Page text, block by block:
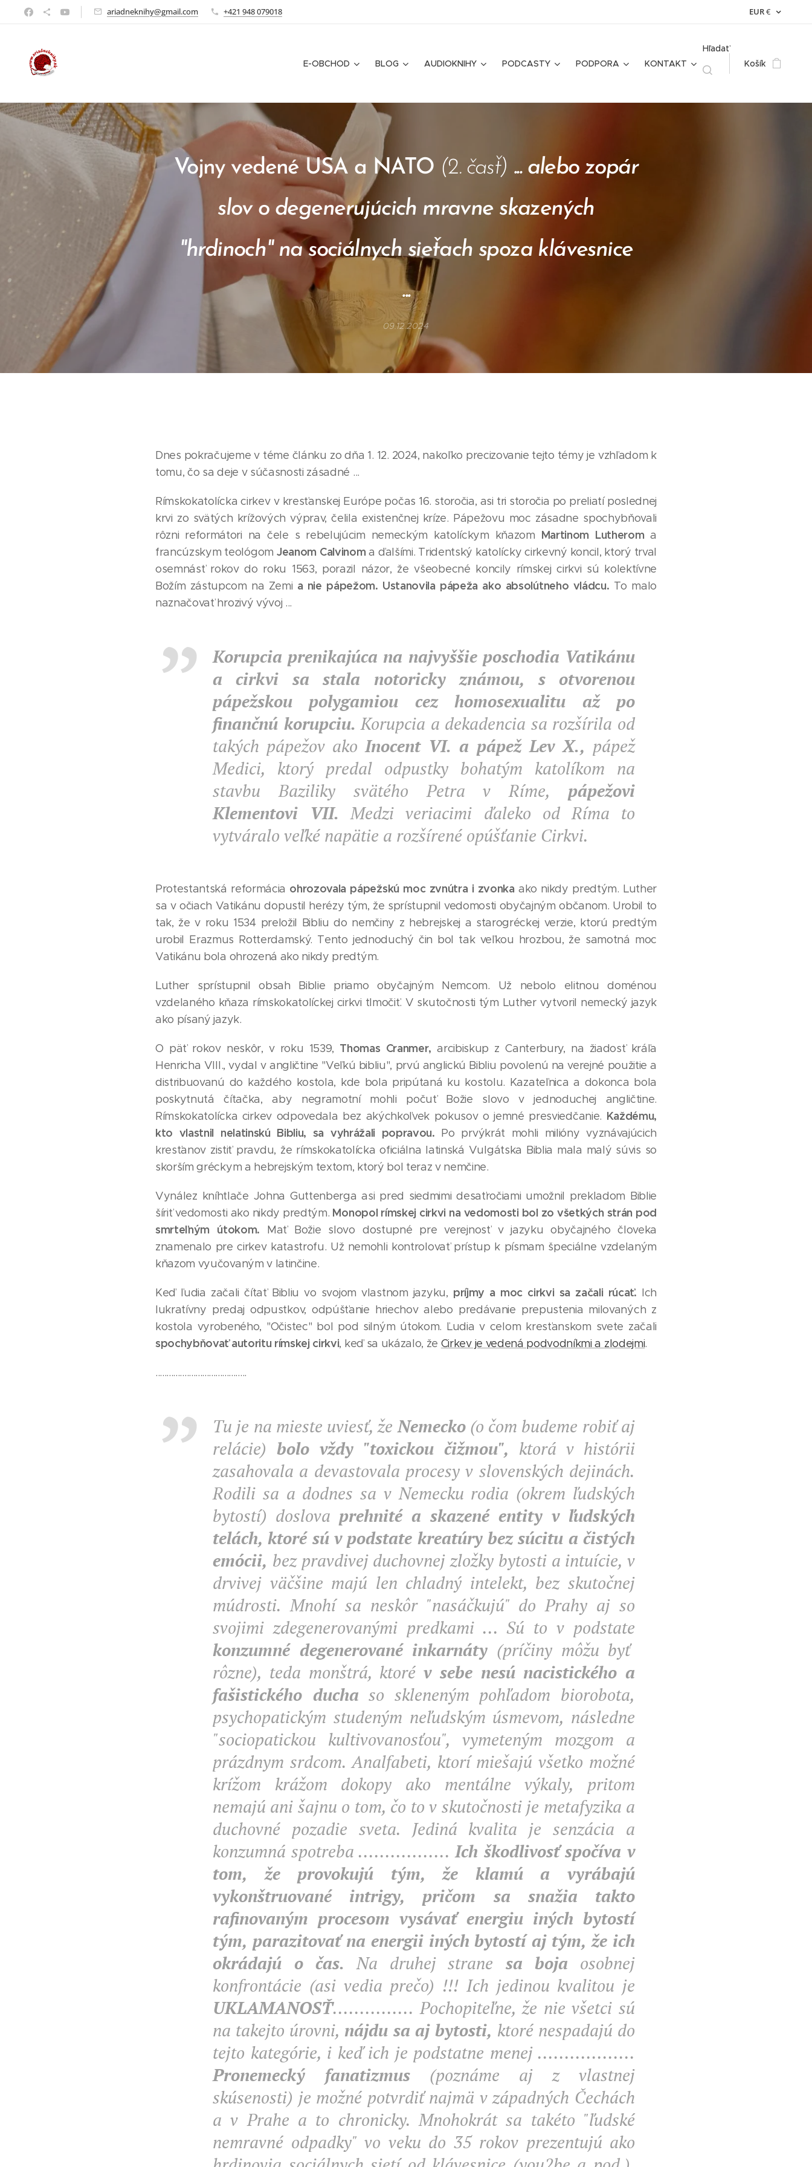
ariadneknihy@gmail.com +421 948 079018 EUR€
E-OBCHOD BLOG AUDIOKNIHY PODCASTY PODPORA KONTAKT
Hľadať
Košík
Vojny vedené USA a NATO (2. časť) ... alebo zopár
slov o degenerujúcich mravne skazených
"hrdinoch" na sociálnych sieťach spoza klávesnice
...
09.12.2024
Dnes pokračujeme v téme článku zo dňa 1. 12. 2024, nakoľko precizovanie tejto témy je vzhľadom k
tomu, čo sa deje v súčasnosti zásadné ...
Rímskokatolícka cirkev v kresťanskej Európe počas 16. storočia, asi tri storočia po preliatí poslednej
krvi zo svätých krížových výprav, čelila existenčnej kríze. Pápežovu moc zásadne spochybňovali
rôzni reformátori na čele s rebelujúcim nemeckým katolíckym kňazom Martinom Lutheroma
francúzskym teológom Jeanom Calvinoma ďalšími. Tridentský katolícky cirkevný koncil, ktorý trval
osemnásť rokov do roku 1563, porazil názor, že všeobecné koncily rímskej cirkvi sú kolektívne
Božím zástupcom na Zemi a nie pápežom. Ustanovila pápeža ako absolútneho vládcu. To malo
naznačovať hrozivý vývoj ...
Korupcia prenikajúca na najvyššie poschodia Vatikánu
a cirkvi sa stala notoricky známou,
s otvorenou
pápežskou polygamiou cez homosexualitu až po
finančnú korupciu. Korupcia a dekadencia sa rozšírila od
takých pápežov akoInocent VI. a pápež Lev X., pápež
Medici, ktorý predal odpustky bohatým katolíkom na
stavbu Baziliky svätého Petra v Ríme, pápežovi
Klementovi VII. Medzi veriacimi ďaleko od Ríma to
vytváralo veľké napätie a rozšírené opúšťanie Cirkvi.
Protestantská reformácia ohrozovala pápežskú moc zvnútra i zvonkaako nikdy predtým. Luther
sa v očiach Vatikánu dopustil herézy tým, že sprístupnil vedomosti obyčajným občanom. Urobil to
tak, že v roku 1534 preložil Bibliu do nemčiny z hebrejskej a starogréckej verzie, ktorú predtým
urobil Erazmus Rotterdamský. Tento jednoduchý čin bol tak veľkou hrozbou, že samotná moc
Vatikánu bola ohrozená ako nikdy predtým.
Luther sprístupnil obsah Biblie priamo obyčajným Nemcom. Už nebolo elitnou doménou
vzdelaného kňaza rímskokatolíckej cirkvi tlmočiť. V skutočnosti tým Luther vytvoril nemecký jazyk
ako písaný jazyk.
O päť rokov neskôr, v roku 1539, Thomas Cranmer, arcibiskup z Canterbury, na žiadosť kráľa
Henricha VIII., vydal v angličtine "Veľkú bibliu", prvú anglickú Bibliu povolenú na verejné použitie a
distribuovanú do každého kostola, kde bola pripútaná ku kostolu. Kazateľnica a dokonca bola
poskytnutá čítačka, aby negramotní mohli počuť Božie slovo v jednoduchej angličtine.
Rímskokatolícka cirkev odpovedala bez akýchkoľvek pokusov o jemné presviedčanie. Každému,
kto vlastnil nelatinskú Bibliu, sa vyhrážali popravou. Po prvýkrát mohli milióny vyznávajúcich
kresťanov zistiť pravdu, že rímskokatolícka oficiálna latinská Vulgátska Biblia mala malý súvis so
skorším gréckym a hebrejským textom, ktorý bol teraz v nemčine.
Vynález kníhtlače Johna Guttenberga asi pred siedmimi desaťročiami umožnil prekladom Biblie
šíriť vedomosti ako nikdy predtým. Monopol rímskej cirkvi na vedomosti bol zo všetkých strán pod
smrteľným útokom. Mať Božie slovo dostupné pre verejnosť v jazyku obyčajného človeka
znamenalo pre cirkev katastrofu. Už nemohli kontrolovať prístup k písmam špeciálne vzdelaným
kňazom vyučovaným v latinčine.
Keď ľudia začali čítať Bibliu vo svojom vlastnom jazyku, príjmy a moc cirkvi sa začali rúcať. Ich
lukratívny predaj odpustkov, odpúšťanie hriechov alebo predávanie prepustenia milovaných z
kostola vyrobeného, "Očistec" bol pod silným útokom. Ľudia v celom kresťanskom svete začali
spochybňovať autoritu rímskej cirkvi, keď sa ukázalo, že Cirkev je vedená podvodníkmi a zlodejmi.
.........................................
Tu je na mieste uviesť, žeNemecko(o čom budeme robiť aj
relácie) bolo vždy "toxickou čižmou", ktorá v histórii
zasahovala a devastovala procesy v slovenských dejinách.
Rodili sa a dodnes sa v Nemecku rodia (okrem ľudských
bytostí) doslova prehnité a skazené entity v ľudských
telách, ktoré sú v podstate kreatúry bez súcitu a čistých
emócii, bez pravdivej duchovnej zložky bytosti a intuície, v
drvivej väčšine majú len chladný intelekt, bez skutočnej
múdrosti. Mnohí sa neskôr "nasáčkujú" do Prahy aj so
svojimi zdegenerovanými predkami ...Sú to v podstate
konzumné degenerované inkarnáty (príčiny môžu byť
rôzne), teda monštrá, ktoré v sebe nesú nacistického a
fašistického ducha so skleneným pohľadom biorobota,
psychopatickým studeným neľudským úsmevom, následne
"sociopatickou kultivovanosťou", vymeteným mozgom a
prázdnym srdcom. Analfabeti, ktorí miešajú všetko možné
krížom krážom dokopy ako mentálne výkaly, pritom
nemajú ani šajnu o tom, čo to v skutočnosti je metafyzika a
duchovné pozadie sveta. Jediná kvalita je senzácia a
konzumná spotreba .................Ich škodlivosť spočíva v
tom, že provokujú tým, že klamú a vyrábajú
vykonštruované intrigy, pričom sa snažia takto
rafinovaným procesom vysávať energiu iných bytostí
tým, parazitovať na energii iných bytostí aj tým, že ich
okrádajú o čas.Na druhej strane sa boja osobnej
konfrontácie (asi vedia prečo) !!! Ich jedinou kvalitou je
UKLAMANOSŤ............... Pochopiteľne, že nie všetci sú
na takejto úrovni, nájdu sa aj bytosti, ktoré nespadajú do
tejto kategórie, i keď ich je podstatne menej ..................
Pronemecký fanatizmus (poznáme aj z vlastnej
skúsenosti) je možné potvrdiť najmä v západných Čechách
a v Prahe a to chronicky. Mnohokrát sa takéto "ľudské
nemravné odpadky" vo veku do 35 rokov prezentujú ako